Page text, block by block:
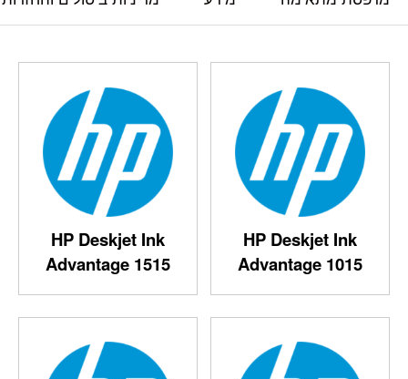
HP Deskjet Ink
Advantage 1015
HP Deskjet Ink
Advantage 1515